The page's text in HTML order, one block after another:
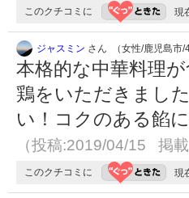
このクチコミに 現
ジャスミン さん （女性/鹿児島市/
本格的な中華料理
鶏をいただきまし
い！コクのある餡
（投稿:2019/04/15 掲
このクチコミに 現